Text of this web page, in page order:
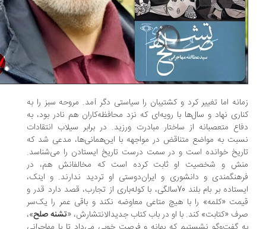
اما تغییر کرد و کشتیبان را سیاستی دگر آمد. مروحه سبز را به
نهاد و سال‌ها با رویه‌ای که نزد محافظه‌کاران هم نادر بود، به
متعصبانه از ساختار مبادرت ورزید. در برابر سیلاب انتقادات
به مواضع متناقض در مواجهه با این‌همانی‌ها، مدعی شد که
خوانده است و در سمت درست تاریخ ایستادن را می‌شناسد.
و شخصیت او ثابت کرده است که مخالفانش هم، در
و دانشوری و ایران‌دوستی او تردید ندارند. و اینک،
ایستاده بر بام بلند 70‌سالگی، با کوله‌باری از تجارب، قصد دارد قدر و
«کلمه» را با هیچ متاعی معاوضه نکند و باقی عمر را یک‌سر
«کتابت» کند. با او در باب کتاب جدیدالانتشارش، «تشنه صلح»،